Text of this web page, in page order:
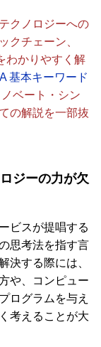
クノロジーへの
クチェーン、
わかりやすく解
基本キーワード
ベート・シン
の解説を一部抜
ジーの力が欠
ビスが提唱する
思考法を指す言
決する際には、
や、コンピュー
ログラムを与え
考えることが大